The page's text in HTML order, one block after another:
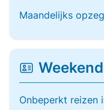
Maandelijks
Onbeperkt reizen